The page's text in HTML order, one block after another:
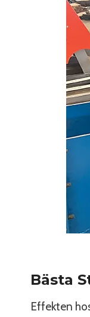
Bästa
Effekten